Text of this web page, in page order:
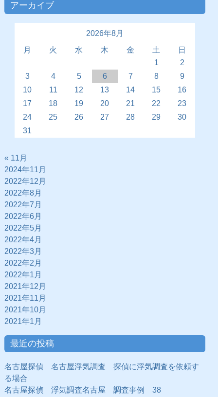
アーカイブ
2026年8月
月
火 水 木 金 土
日
1
2
3
4 5 6 7 8
9
10
11 12 13 14 15
16
17
18 19 20 21 22
23
24
25 26 27 28 29
30
31
« 11月
2024年11月
2022年12月
2022年8月
2022年7月
2022年6月
2022年5月
2022年4月
2022年3月
2022年2月
2022年1月
2021年12月
2021年11月
2021年10月
2021年1月
最近の投稿
名古屋探偵 名古屋浮気調査 探偵に浮気調査を依頼す
る場合
名古屋探偵 浮気調査名古屋 調査事例 38